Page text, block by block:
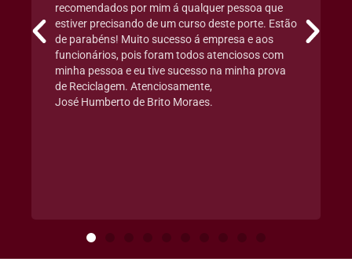
recomendados por mim á qualquer pessoa que
estiver precisando de um curso deste porte. Estão
de parabéns! Muito sucesso á empresa e aos
funcionários, pois foram todos atenciosos com
minha pessoa e eu tive sucesso na minha prova
de Reciclagem. Atenciosamente,
José Humberto de Brito Moraes.